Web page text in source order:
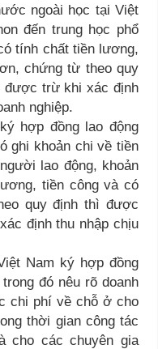
ngoài học tại Việt
đến trung học phổ
tính chất tiền lương,
chứng từ theo quy
trừ khi xác định
nghiệp.
hợp đồng lao động
ghi khoản chi về tiền
lao động, khoản
tiền công và có
quy định thì được
định thu nhập chịu
Nam ký hợp đồng
đó nêu rõ doanh
chi phí về chỗ ở cho
thời gian công tác
cho các chuyên gia